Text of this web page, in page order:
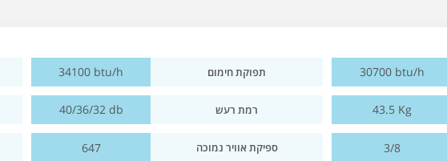
30700 btu/h תפוקת חימום 34100 btu/h
43.5 Kg רמת רעש 40/36/32 db
3/8 ספיקת אוויר נמוכה 647